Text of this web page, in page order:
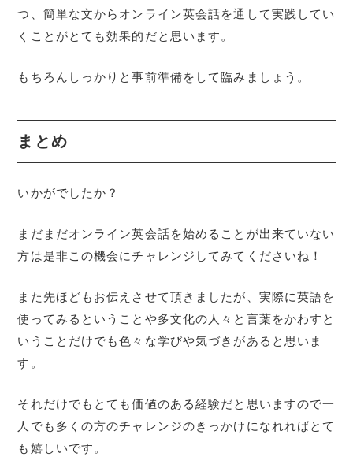
つ、簡単な文からオンライン英会話を通して実践してい
くことがとても効果的だと思います。
もちろんしっかりと事前準備をして臨みましょう。
まとめ
いかがでしたか？
まだまだオンライン英会話を始めることが出来ていない
方は是非この機会にチャレンジしてみてくださいね！
また先ほどもお伝えさせて頂きましたが、実際に英語を
使ってみるということや多文化の人々と言葉をかわすと
いうことだけでも色々な学びや気づきがあると思いま
す。
それだけでもとても価値のある経験だと思いますので一
人でも多くの方のチャレンジのきっかけになれればとて
も嬉しいです。